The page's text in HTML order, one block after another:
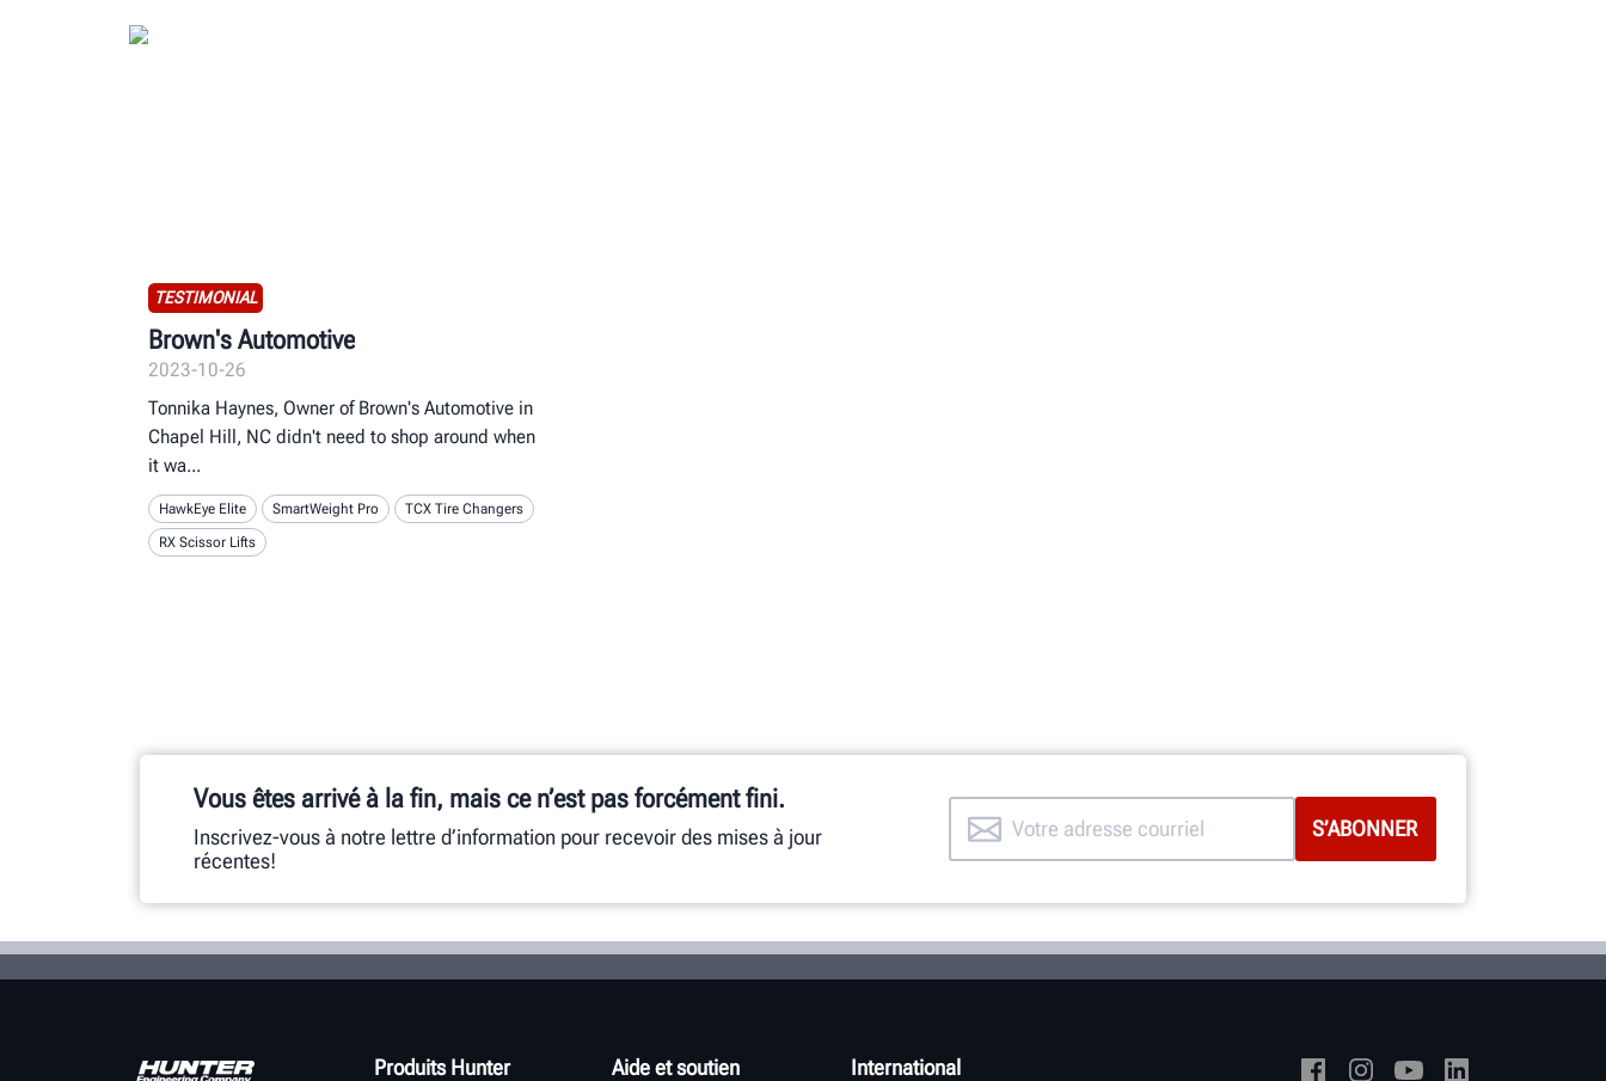
TESTIMONIAL
Brown's Automotive
2023-10-26
Tonnika Haynes, Owner of Brown's Automotive in
Chapel Hill, NC didn't need to shop around when
it wa
HawkEye Elite SmartWeight Pro
TCX Tire Changers
RX Scissor Lifts
Vous êtes arrivé à la fin, mais ce n’est pas forcément fini.
Inscrivez-vous à notre lettre d’information pour recevoir des mises à jour
récentes!
Produits Hunter Aide et soutien International